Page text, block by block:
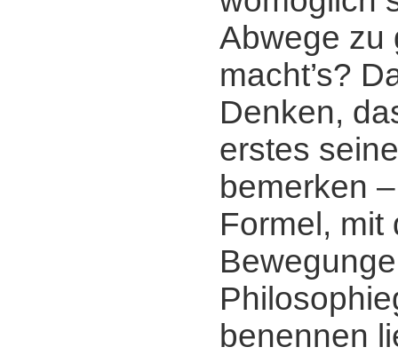
Abwege zu
macht’s?
Denken,
erstes
bemerken
Formel, mit
benennen